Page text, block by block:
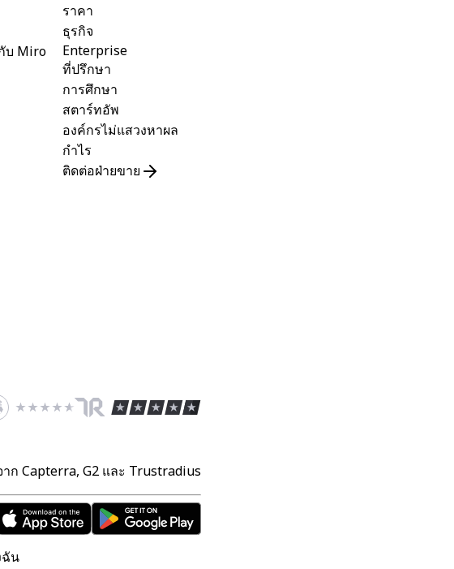
บ Miro
ราคา
ธุรกิจ
Enterprise
ที่ปรึกษา
การศึกษา
สตาร์ทอัพ
องค์กรไม่แสวงหาผล
กำไร
ติดต่อฝ่ายขาย
าก Capterra, G2 และ Trustradius
ฉัน